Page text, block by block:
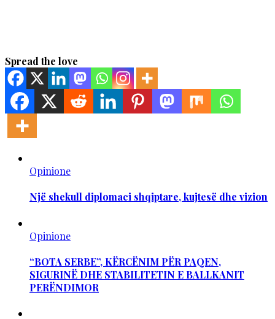
Spread the love
Opinione
Një shekull diplomaci shqiptare, kujtesë dhe vizion
Opinione
“BOTA SERBE”, KËRCËNIM PËR PAQEN,
SIGURINË DHE STABILITETIN E BALLKANIT
PERËNDIMOR